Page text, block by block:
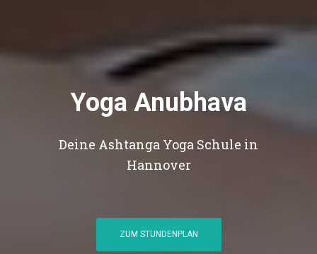
Yoga Anubhava
Deine Ashtanga Yoga Schule in
Hannover
ZUM STUNDENPLAN